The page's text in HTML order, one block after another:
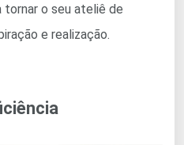
tornar o seu ateliê de
e realização.